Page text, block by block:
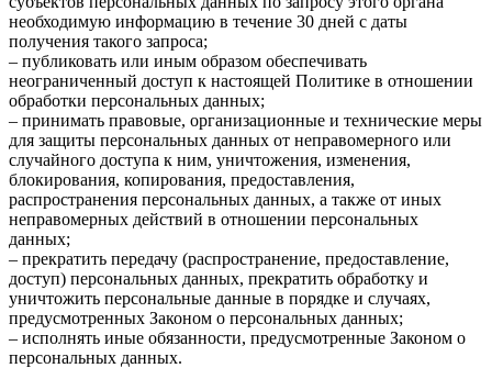
необходимую информацию в течение 30 дней с даты
получения такого запроса;
– публиковать или иным образом обеспечивать
неограниченный доступ к настоящей Политике в отношении
обработки персональных данных;
– принимать правовые, организационные и технические меры
для защиты персональных данных от неправомерного или
случайного доступа к ним, уничтожения, изменения,
блокирования, копирования, предоставления,
распространения персональных данных, а также от иных
неправомерных действий в отношении персональных
данных;
– прекратить передачу (распространение, предоставление,
доступ) персональных данных, прекратить обработку и
уничтожить персональные данные в порядке и случаях,
предусмотренных Законом о персональных данных;
– исполнять иные обязанности, предусмотренные Законом о
персональных данных.